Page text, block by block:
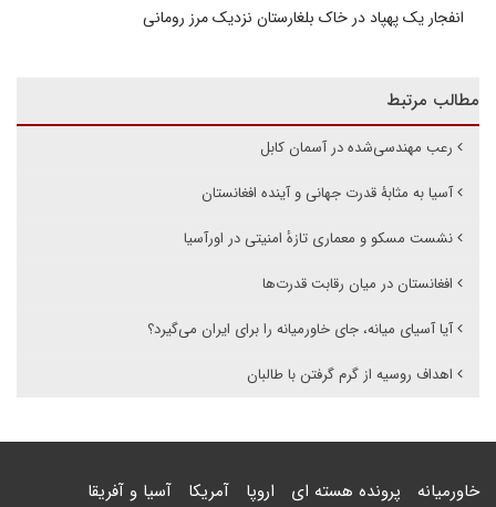
انفجار یک پهپاد در خاک بلغارستان نزدیک مرز رومانی
مطالب مرتبط
رعب مهندسی‌شده در آسمان کابل
آسیا به مثابۀ قدرت جهانی و آینده افغانستان
نشست مسکو و معماری تازهٔ امنیتی در اورآسیا
افغانستان در میان رقابت قدرت‌ها
آیا آسیای میانه، جای خاورمیانه را برای ایران می‌گیرد؟
اهداف روسیه از گرم گرفتن با طالبان
خاورمیانه پرونده هسته ای اروپا آمریکا آسیا و آفریقا